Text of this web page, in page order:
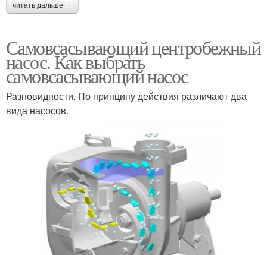
читать дальше →
Самовсасывающий центробежный
насос. Как выбрать
самовсасывающий насос
Разновидности. По принципу действия различают два
вида насосов.